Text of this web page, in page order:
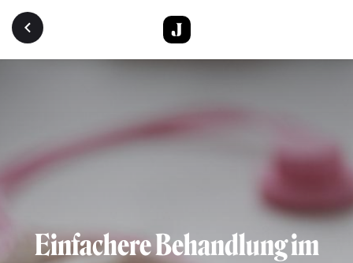
Direkt zum Inhalt
Einfachere Behandlung im